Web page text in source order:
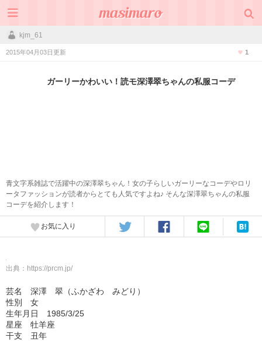
kjm_61
2015年04月03日更新 1
ガーリーかわいい！読モ深澤翠ちゃんの私服コーデ
青文字系雑誌で活躍中の深澤翠ちゃん！女の子らしいガーリーなコーデやロリ
ータファッションが読者からとても人気ですよね♪ そんな深澤翠ちゃんの私服
コーデを紹介します！
お気に入り
出典： https://prcm.jp/
芸名 深澤 翠（ふかざわ みどり）
性別 女
生年月日 1985/3/25
星座 牡羊座
干支 丑年